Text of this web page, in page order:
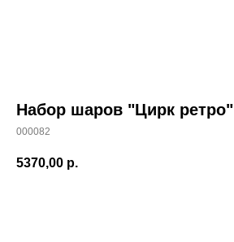
Набор шаров "Цирк ретро"
000082
5370,00 р.